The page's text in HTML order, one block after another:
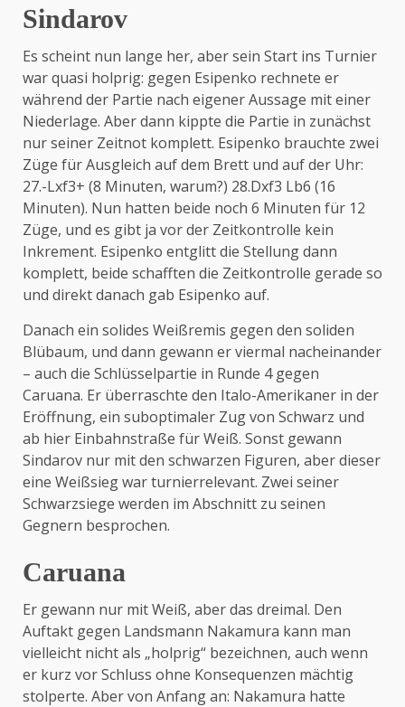
Sindarov
Es scheint nun lange her, aber sein Start ins Turnier
war quasi holprig: gegen Esipenko rechnete er
während der Partie nach eigener Aussage mit einer
Niederlage. Aber dann kippte die Partie in zunächst
nur seiner Zeitnot komplett. Esipenko brauchte zwei
Züge für Ausgleich auf dem Brett und auf der Uhr:
27.-Lxf3+ (8 Minuten, warum?) 28.Dxf3 Lb6 (16
Minuten). Nun hatten beide noch 6 Minuten für 12
Züge, und es gibt ja vor der Zeitkontrolle kein
Inkrement. Esipenko entglitt die Stellung dann
komplett, beide schafften die Zeitkontrolle gerade so
und direkt danach gab Esipenko auf.
Danach ein solides Weißremis gegen den soliden
Blübaum, und dann gewann er viermal nacheinander
– auch die Schlüsselpartie in Runde 4 gegen
Caruana. Er überraschte den Italo-Amerikaner in der
Eröffnung, ein suboptimaler Zug von Schwarz und
ab hier Einbahnstraße für Weiß. Sonst gewann
Sindarov nur mit den schwarzen Figuren, aber dieser
eine Weißsieg war turnierrelevant. Zwei seiner
Schwarzsiege werden im Abschnitt zu seinen
Gegnern besprochen.
Caruana
Er gewann nur mit Weiß, aber das dreimal. Den
Auftakt gegen Landsmann Nakamura kann man
vielleicht nicht als „holprig“ bezeichnen, auch wenn
er kurz vor Schluss ohne Konsequenzen mächtig
stolperte. Aber von Anfang an: Nakamura hatte